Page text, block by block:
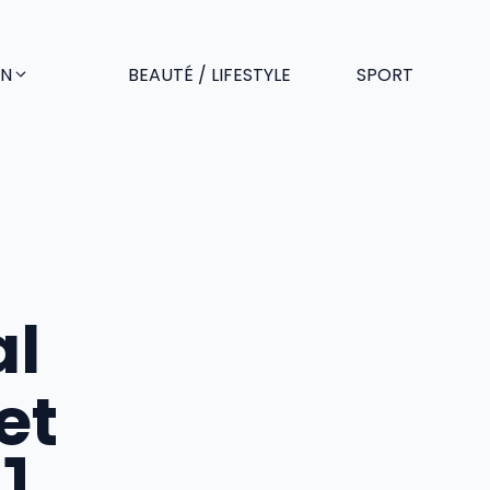
BEAUTÉ / LIFESTYLE SPORT